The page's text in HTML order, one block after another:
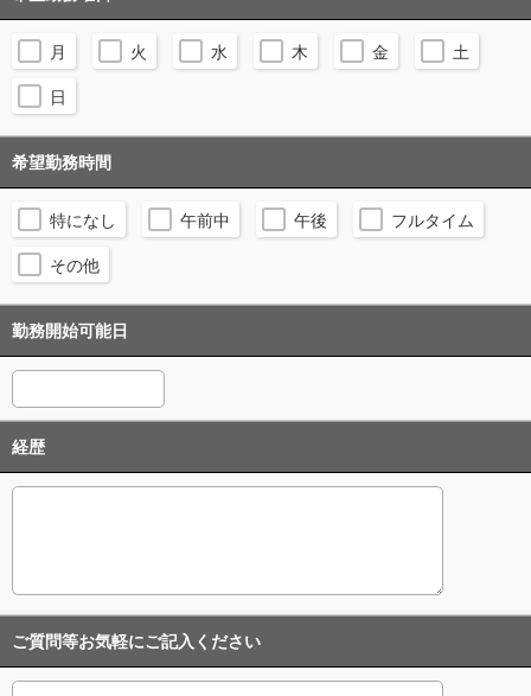
月 火 水 木 金 土
日
希望勤務時間
特になし 午前中 午後 フルタイム
その他
勤務開始可能日
経歴
ご質問等お気軽にご記入ください